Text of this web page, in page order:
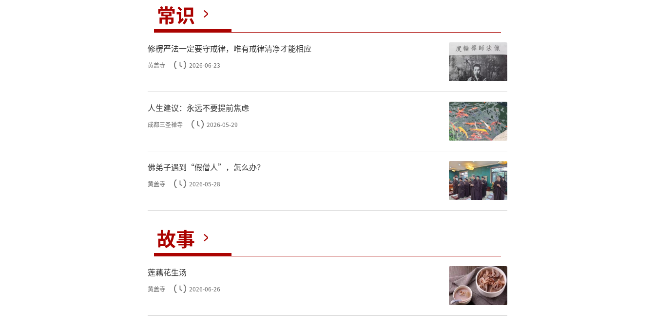
常识
修楞严法一定要守戒律，唯有戒律清净才能相应
黄盖寺 2026-06-23
人生建议：永远不要提前焦虑
成都三圣禅寺 2026-05-29
佛弟子遇到“假僧人”，怎么办？
黄盖寺 2026-05-28
故事
莲藕花生汤
黄盖寺 2026-06-26